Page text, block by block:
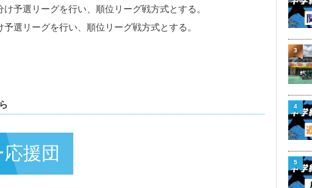
け予選リーグを行い、順位リーグ戦方式とする。
予選リーグを行い、順位リーグ戦方式とする。
援団
3
4
5